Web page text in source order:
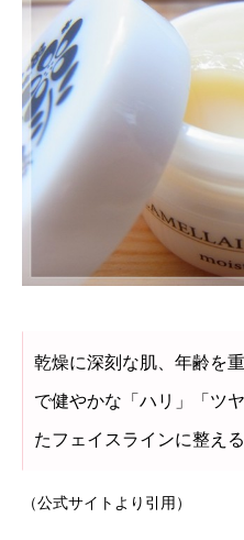
乾燥に深刻な肌、年齢を
で健やかな「ハリ」「ツ
たフェイスラインに整え
（公式サイトより引用）